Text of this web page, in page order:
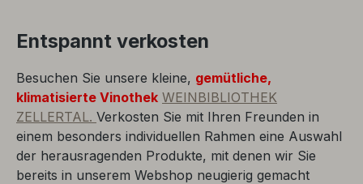
Entspannt verkosten
Besuchen Sie unsere kleine, gemütliche,
klimatisierte Vinothek WEINBIBLIOTHEK
ZELLERTAL. Verkosten Sie mit Ihren Freunden in
einem besonders individuellen Rahmen eine Auswahl
der herausragenden Produkte, mit denen wir Sie
bereits in unserem Webshop neugierig gemacht